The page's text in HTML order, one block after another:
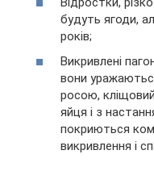
будуть ягоди,
років;
Викривлені
вони
росою,
яйця і з
покриються
викривлення і